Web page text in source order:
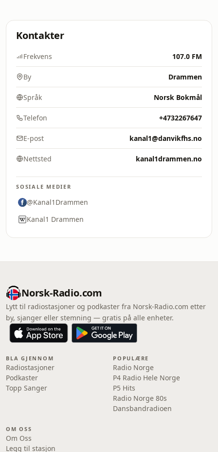
Kontakter
Frekvens 107.0 FM
By Drammen
Språk Norsk Bokmål
Telefon +4732267647
E-post kanal1@danvikfhs.no
Nettsted kanal1drammen.no
SOSIALE MEDIER
@Kanal1Drammen
Kanal1 Drammen
Norsk-Radio.com
Lytt til radiostasjoner og podkaster fra Norsk-Radio.com etter
by, sjanger eller stemning — gratis på alle enheter.
BLA GJENNOM
Radiostasjoner
Podkaster
Topp Sanger
POPULÆRE
Radio Norge
P4 Radio Hele Norge
P5 Hits
Radio Norge 80s
Dansbandradioen
OM OSS
Om Oss
Legg til stasjon